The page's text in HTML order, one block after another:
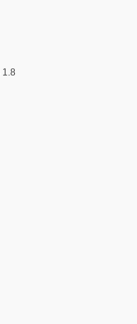
1.8